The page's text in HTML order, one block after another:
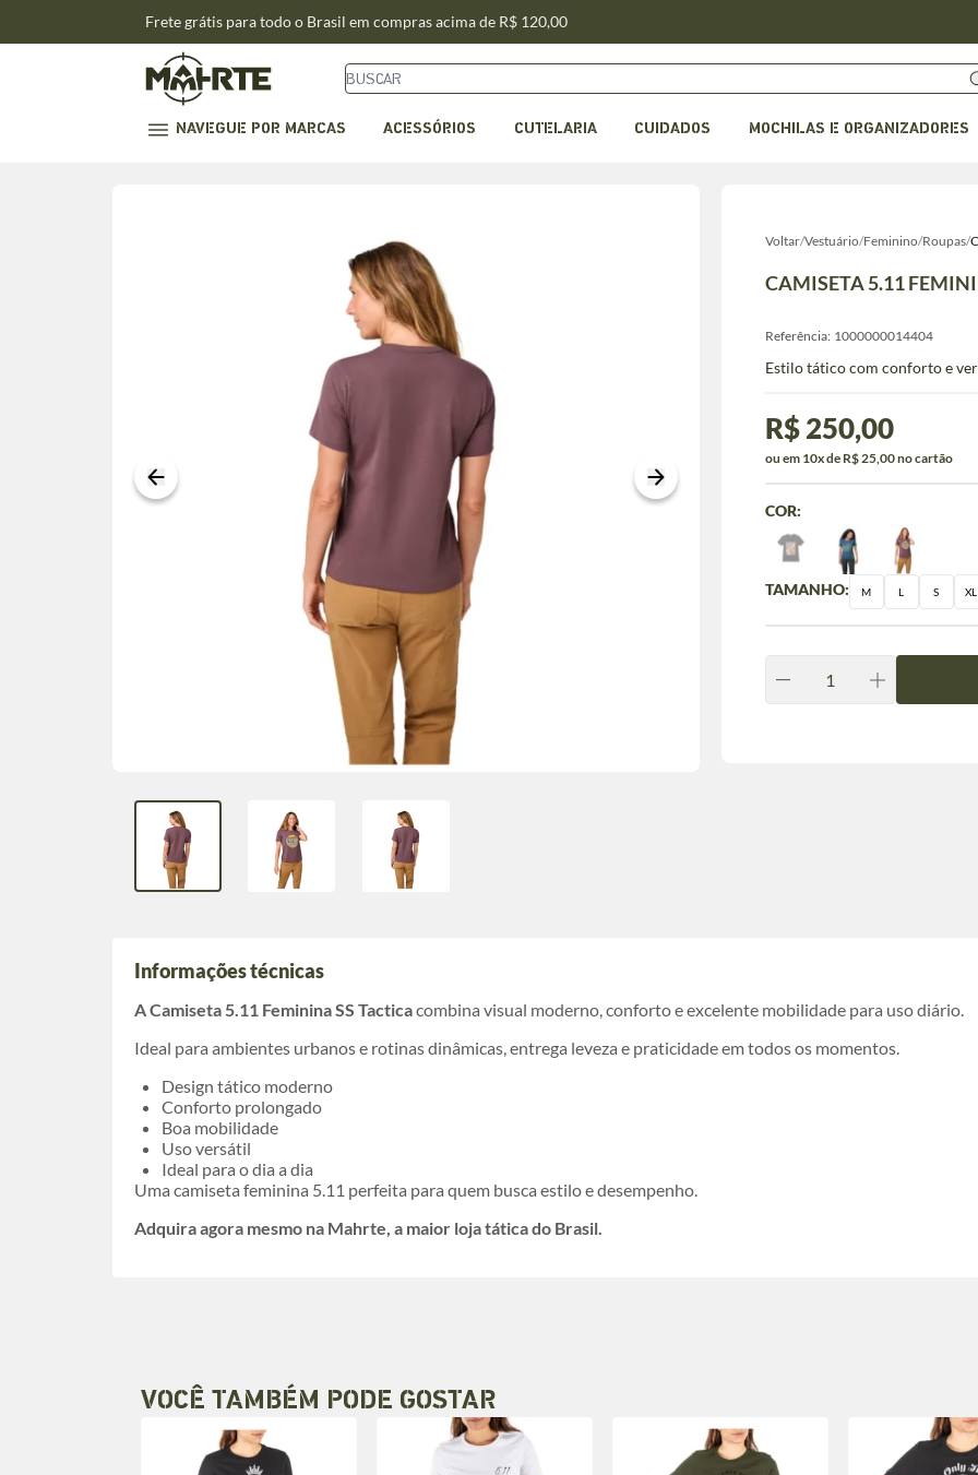
Frete grátis para todo o Brasil em compras acima de R$ 120,00
NAVEGUE POR MARCAS ACESSÓRIOS CUTELARIA CUIDADOS MOCHILAS E ORGANIZADORES
Voltar/Vestuário/Feminino/Roupas/
CAMISETA 5.11
Referência: 1000000014404
Estilo tático com conforto e
R$ 250,00
ou em 10x de R$ 25,00 no cartão
TAMANHO: M L S XL
COR:
Informações técnicas
A Camiseta 5.11 Feminina SS Tacticacombina visual moderno, conforto e excelente mobilidade para uso diário.
Ideal para ambientes urbanos e rotinas dinâmicas, entrega leveza e praticidade em todos os momentos.
Design tático moderno
Conforto prolongado
Boa mobilidade
Uso versátil
Ideal para o dia a dia
Uma camiseta feminina 5.11 perfeita para quem busca estilo e desempenho.
Adquira agora mesmo na Mahrte, a maior loja tática do Brasil.
VOCÊ TAMBÉM PODE GOSTAR